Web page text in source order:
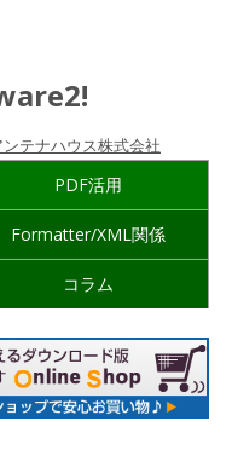
ンテナハウス株式会社
PDF活用
Formatter/XML関係
コラム